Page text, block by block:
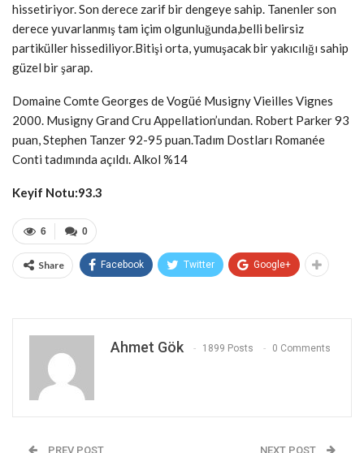
hissetiriyor. Son derece zarif bir dengeye sahip. Tanenler son
derece yuvarlanmış tam içim olgunluğunda,belli belirsiz
partiküller hissediliyor.Bitişi orta, yumuşacak bir yakıcılığı sahip
güzel bir şarap.
Domaine Comte Georges de Vogüé Musigny Vieilles Vignes
2000. Musigny Grand Cru Appellation’undan. Robert Parker 93
puan, Stephen Tanzer 92-95 puan.Tadım Dostları Romanée
Conti tadımında açıldı. Alkol %14
Keyif Notu:93.3
0
6
Share Facebook Twitter Google+
Ahmet Gök 1899 Posts 0 Comments
PREV POST NEXT POST